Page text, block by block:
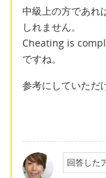
中級上の方であれ
しれません。
Cheating is
ですね。
参考にしていただ
回答した